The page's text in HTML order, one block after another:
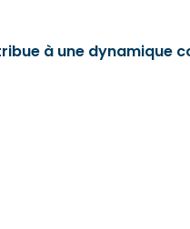
à une dynamique